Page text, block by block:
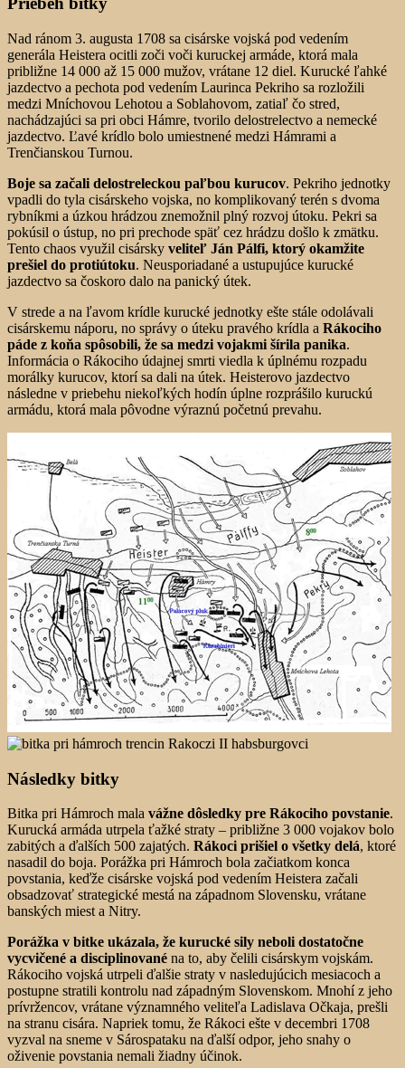
Nad ránom 3. augusta 1708 sa cisárske vojská pod vedením
generála Heistera ocitli zoči voči kuruckej armáde, ktorá mala
približne 14 000 až 15 000 mužov, vrátane 12 diel. Kurucké ľahké
jazdectvo a pechota pod vedením Laurinca Pekriho sa rozložili
medzi Mníchovou Lehotou a Soblahovom, zatiaľ čo stred,
nachádzajúci sa pri obci Hámre, tvorilo delostrelectvo a nemecké
jazdectvo. Ľavé krídlo bolo umiestnené medzi Hámrami a
Trenčianskou Turnou.
Boje sa začali delostreleckou paľbou kurucov. Pekriho jednotky
vpadli do tyla cisárskeho vojska, no komplikovaný terén s dvoma
rybníkmi a úzkou hrádzou znemožnil plný rozvoj útoku. Pekri sa
pokúsil o ústup, no pri prechode späť cez hrádzu došlo k zmätku.
Tento chaos využil cisársky veliteľ Ján Pálfi, ktorý okamžite
prešiel do protiútoku. Neusporiadané a ustupujúce kurucké
jazdectvo sa čoskoro dalo na panický útek.
V strede a na ľavom krídle kurucké jednotky ešte stále odolávali
cisárskemu náporu, no správy o úteku pravého krídla a Rákociho
páde z koňa spôsobili, že sa medzi vojakmi šírila panika.
Informácia o Rákociho údajnej smrti viedla k úplnému rozpadu
morálky kurucov, ktorí sa dali na útek. Heisterovo jazdectvo
následne v priebehu niekoľkých hodín úplne rozprášilo kuruckú
armádu, ktorá mala pôvodne výraznú početnú prevahu.
Následky bitky
Bitka pri Hámroch mala vážne dôsledky pre Rákociho povstanie.
Kurucká armáda utrpela ťažké straty – približne 3 000 vojakov bolo
zabitých a ďalších 500 zajatých. Rákoci prišiel o všetky delá, ktoré
nasadil do boja. Porážka pri Hámroch bola začiatkom konca
povstania, keďže cisárske vojská pod vedením Heistera začali
obsadzovať strategické mestá na západnom Slovensku, vrátane
banských miest a Nitry.
Porážka v bitke ukázala, že kurucké sily neboli dostatočne
vycvičené a disciplinované na to, aby čelili cisárskym vojskám.
Rákociho vojská utrpeli ďalšie straty v nasledujúcich mesiacoch a
postupne stratili kontrolu nad západným Slovenskom. Mnohí z jeho
prívržencov, vrátane významného veliteľa Ladislava Očkaja, prešli
na stranu cisára. Napriek tomu, že Rákoci ešte v decembri 1708
vyzval na sneme v Sárospataku na ďalší odpor, jeho snahy o
oživenie povstania nemali žiadny účinok.